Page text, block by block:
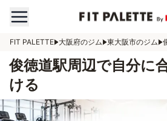
FIT PALETTE 大阪府のジム 東大阪市のジム
俊徳道駅周辺で自分に
ける